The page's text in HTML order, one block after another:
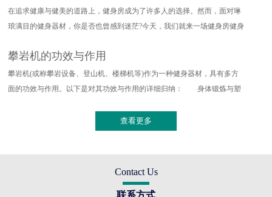
追求健康与健美的道路上，健身房成为了许多人的选择。然而，面对琳
琅满目的健身器材，你是否也曾感到迷茫?今天，我们就来一场健身房健身
攀岩机的功效与作用
岩机(或称攀岩设备、登山机、楼梯机等)作为一种健身器材，具有多方
面的功效与作用。以下是对其功效与作用的详细归纳： 身体锻炼与塑
查看更多
Contact Us
联系方式